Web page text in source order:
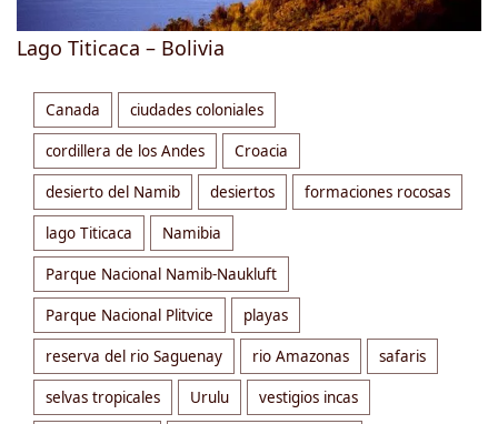
Lago Titicaca – Bolivia
Canada ciudades coloniales
cordillera de los Andes Croacia
desierto del Namib desiertos formaciones rocosas
lago Titicaca Namibia
Parque Nacional Namib-Naukluft
Parque Nacional Plitvice playas
reserva del rio Saguenay rio Amazonas safaris
selvas tropicales Urulu vestigios incas